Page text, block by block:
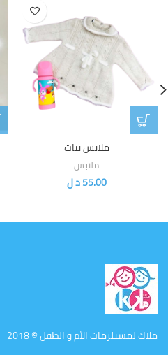
ملابس بنات
ملابس
55.00د ل
ملاك لمستلزمات الأم و الطفل © 2018